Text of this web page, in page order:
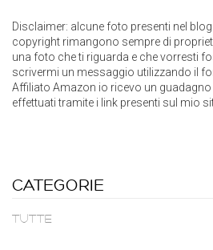
Disclaimer: alcune foto presenti nel blog
copyright rimangono sempre di
una foto che ti riguarda e che vorresti
scrivermi un messaggio utilizzando il
Affiliato Amazon io ricevo un
effettuati tramite i link presenti sul mio
CATEGORIE
TUTTE